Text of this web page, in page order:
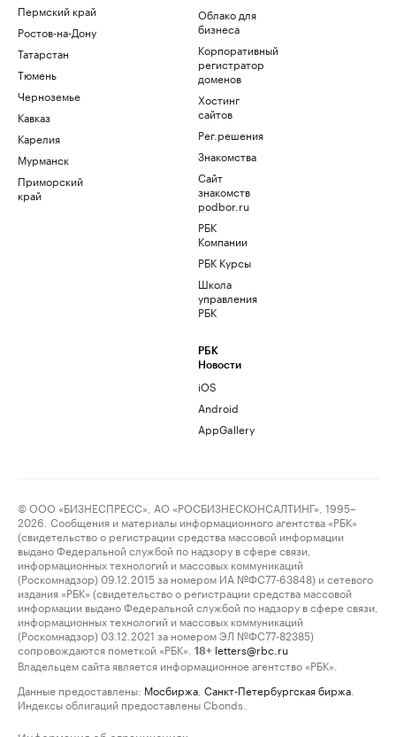
Пермский край
Ростов-на-Дону
Татарстан
Тюмень
Черноземье
Кавказ
Карелия
Мурманск
Приморский
край
Облако для
бизнеса
Корпоративный
регистратор
доменов
Хостинг
сайтов
Рег.решения
Знакомства
Сайт
знакомств
podbor.ru
РБК
Компании
РБК Курсы
Школа
управления
РБК
РБК
Новости
iOS
Android
AppGallery
© ООО «БИЗНЕСПРЕСС», АО «РОСБИЗНЕСКОНСАЛТИНГ», 1995–
2026. Сообщения и материалы информационного агентства «РБК»
(свидетельство о регистрации средства массовой информации
выдано Федеральной службой по надзору в сфере связи,
информационных технологий и массовых коммуникаций
(Роскомнадзор) 09.12.2015 за номером ИА №ФС77-63848) и сетевого
издания «РБК» (свидетельство о регистрации средства массовой
информации выдано Федеральной службой по надзору в сфере связи,
информационных технологий и массовых коммуникаций
(Роскомнадзор) 03.12.2021 за номером ЭЛ №ФС77-82385)
сопровождаются пометкой «РБК».
18+ letters@rbc.ru
Владельцем сайта является информационное агентство «РБК».
Данные предоставлены: Мосбиржа Санкт-Петербургская биржа
Индексы облигаций предоставлены Cbonds.